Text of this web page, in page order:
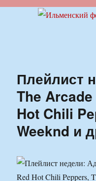
Ильменский
Плейлист
The
Hot Chili
Weeknd и